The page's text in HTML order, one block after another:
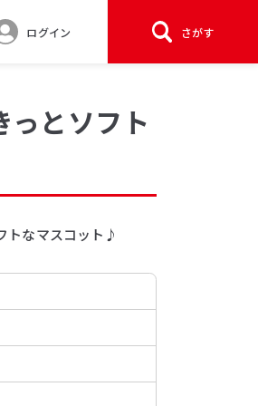
ログイン さがす
とソフト
トなマスコット♪